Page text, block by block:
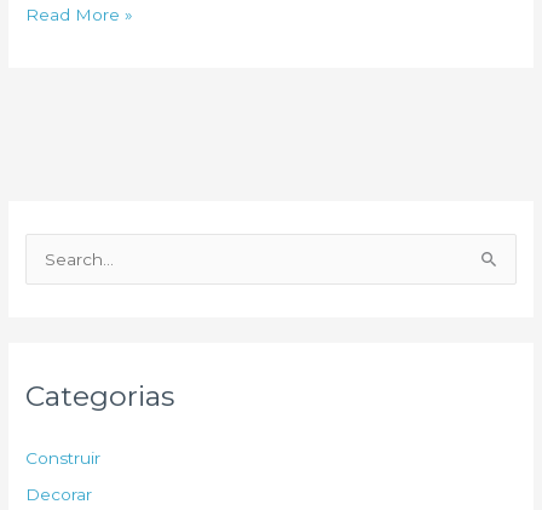
Irrigada
Read More »
e
Categorias
Construir
Decorar